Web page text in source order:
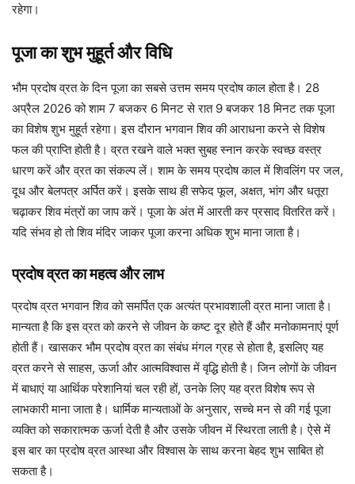
रहेगा।
पूजा का शुभ मुहूर्त और विधि
भौम प्रदोष व्रत के दिन पूजा का सबसे उत्तम समय प्रदोष काल होता है। 28
अप्रैल 2026 को शाम 7 बजकर 6 मिनट से रात 9 बजकर 18 मिनट तक पूजा
का विशेष शुभ मुहूर्त रहेगा। इस दौरान भगवान शिव की आराधना करने से विशेष
फल की प्राप्ति होती है। व्रत रखने वाले भक्त सुबह स्नान करके स्वच्छ वस्त्र
धारण करें और व्रत का संकल्प लें। शाम के समय प्रदोष काल में शिवलिंग पर जल,
दूध और बेलपत्र अर्पित करें। इसके साथ ही सफेद फूल, अक्षत, भांग और धतूरा
चढ़ाकर शिव मंत्रों का जाप करें। पूजा के अंत में आरती कर प्रसाद वितरित करें।
यदि संभव हो तो शिव मंदिर जाकर पूजा करना अधिक शुभ माना जाता है।
प्रदोष व्रत का महत्व और लाभ
प्रदोष व्रत भगवान शिव को समर्पित एक अत्यंत प्रभावशाली व्रत माना जाता है।
मान्यता है कि इस व्रत को करने से जीवन के कष्ट दूर होते हैं और मनोकामनाएं पूर्ण
होती हैं। खासकर भौम प्रदोष व्रत का संबंध मंगल ग्रह से होता है, इसलिए यह
व्रत करने से साहस, ऊर्जा और आत्मविश्वास में वृद्धि होती है। जिन लोगों के जीवन
में बाधाएं या आर्थिक परेशानियां चल रही हों, उनके लिए यह व्रत विशेष रूप से
लाभकारी माना जाता है। धार्मिक मान्यताओं के अनुसार, सच्चे मन से की गई पूजा
व्यक्ति को सकारात्मक ऊर्जा देती है और उसके जीवन में स्थिरता लाती है। ऐसे में
इस बार का प्रदोष व्रत आस्था और विश्वास के साथ करना बेहद शुभ साबित हो
सकता है।